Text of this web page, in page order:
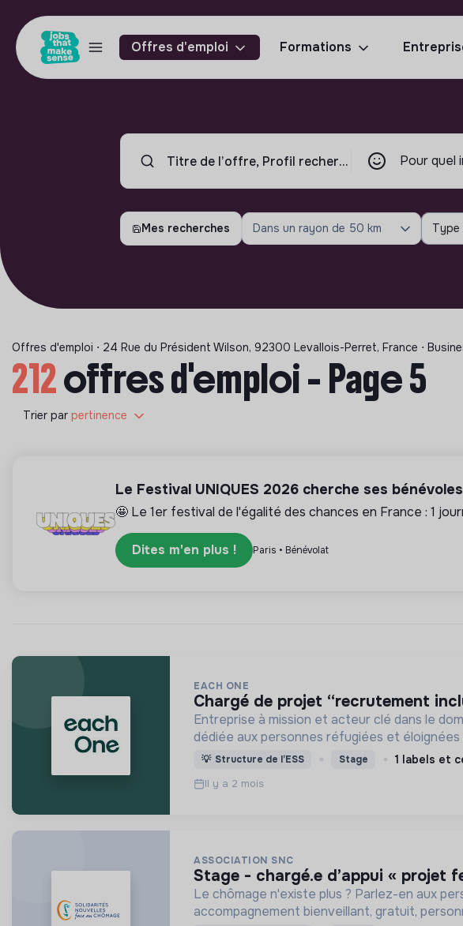
Offres d'emploi Formations
Pour quel
Mes recherches Dans un rayon de 50 km Type
Offres d'emploi ⋅ 24 Rue du Président Wilson, 92300 Levallois-Perret, France ⋅
212offres d'emploi - Page 5
Trier par pertinence
Le Festival UNIQUES 2026 cherche ses
🤩 Le 1er festival de l'égalité des chances en France : 1
Dites m'en plus ! Paris • Bénévolat
EACH ONE
chargé de projet “recrutement
Entreprise à mission et acteur clé dans le
dédiée aux personnes réfugiées et éloignées
💡 Structure de l’ESS Stage 1 labels et
Il y a 2 mois
ASSOCIATION SNC
stage - chargé.e d’appui «
Le chômage n'existe plus ? Parlez-en aux
accompagnement bienveillant, gratuit,